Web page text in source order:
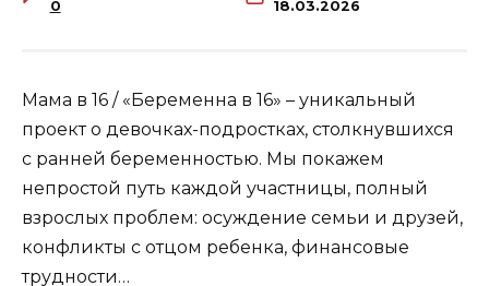
0 18.03.2026
Мама в 16 / «Беременна в 16» – уникальный
проект о девочках-подростках, столкнувшихся
с ранней беременностью. Мы покажем
непростой путь каждой участницы, полный
взрослых проблем: осуждение семьи и друзей,
конфликты с отцом ребенка, финансовые
трудности…